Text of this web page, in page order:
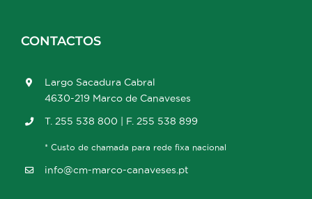
CONTACTOS
Largo Sacadura Cabral
4630-219 Marco de Canaveses
T. 255 538 800 | F. 255 538 899
* Custo de chamada para rede fixa nacional
info@cm-marco-canaveses.pt